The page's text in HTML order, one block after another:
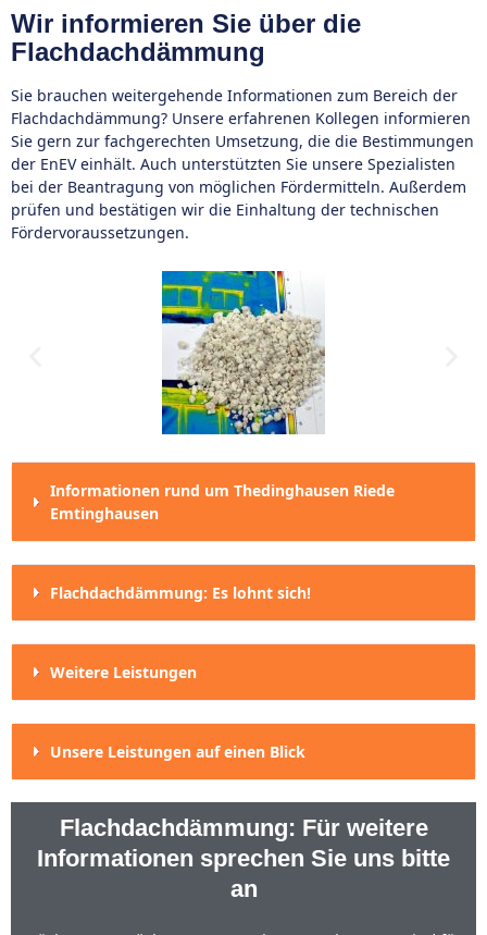
Wir informieren Sie über die
Flachdachdämmung
Sie brauchen weitergehende Informationen zum Bereich der
Flachdachdämmung? Unsere erfahrenen Kollegen informieren
Sie gern zur fachgerechten Umsetzung, die die Bestimmungen
der EnEV einhält. Auch unterstützten Sie unsere Spezialisten
bei der Beantragung von möglichen Fördermitteln. Außerdem
prüfen und bestätigen wir die Einhaltung der technischen
Fördervoraussetzungen.
Informationen rund um Thedinghausen Riede
Emtinghausen
Flachdachdämmung: Es lohnt sich!
Weitere Leistungen
Unsere Leistungen auf einen Blick
Flachdachdämmung: Für weitere
Informationen sprechen Sie uns bitte
an